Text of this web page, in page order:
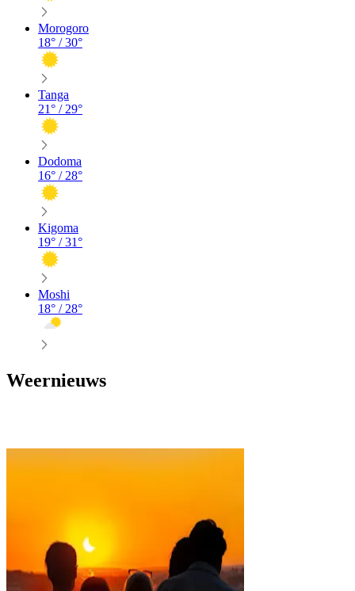
Morogoro
18° /30°
Tanga
21° / 29°
Dodoma
16° / 28°
Kigoma
19° /31°
Moshi
18° / 28°
Weernieuws